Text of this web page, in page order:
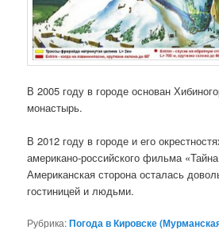
В 2005 году в городе основан
монастырь.
В 2012 году в городе и его
американо-российского фильма
Американская сторона осталась
гостиницей и людьми.
Рубрика:Погода в Кировске